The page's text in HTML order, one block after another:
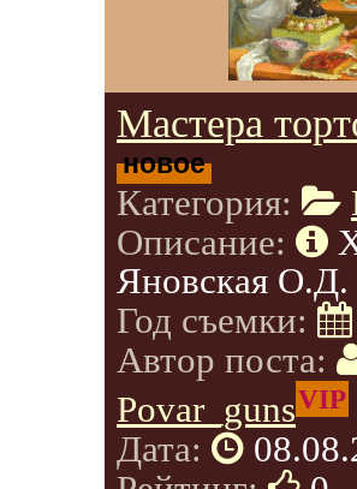
Мастера
новое
Категория:
Описание:
Яновская О.Д.
Год съемки:
Автор поста:
Povar_gunsVIP
Дата: